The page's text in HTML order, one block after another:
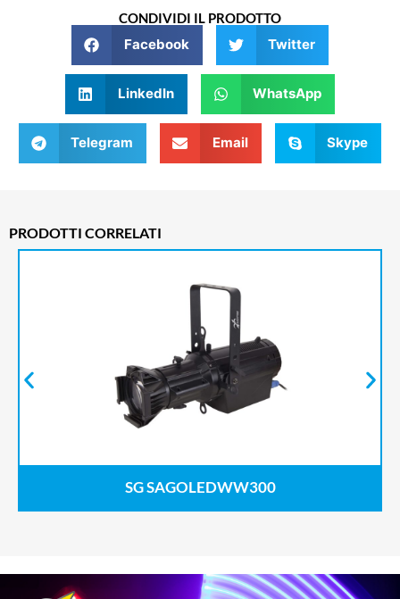
CONDIVIDI IL PRODOTTO
Facebook Twitter
LinkedIn WhatsApp
Telegram Email Skype
PRODOTTI CORRELATI
SG SAGOLEDWW300